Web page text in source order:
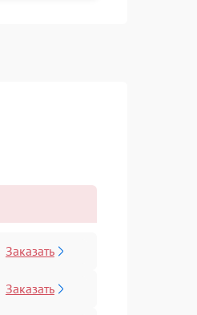
Заказать
Заказать